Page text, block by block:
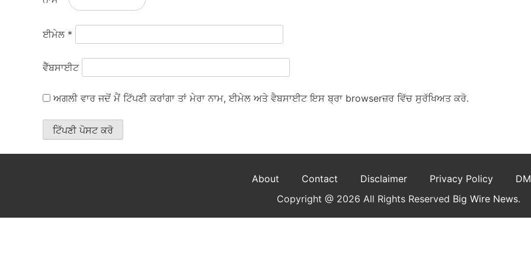
ਈਮੇਲ *
ਵੈੱਬਸਾਈਟ
ਅਗਲੀ ਵਾਰ ਜਦੋਂ ਮੈਂ ਟਿੱਪਣੀ ਕਰਾਂਗਾ ਤਾਂ ਮੇਰਾ ਨਾਮ, ਈਮੇਲ ਅਤੇ ਵੈਬਸਾਈਟ ਇਸ ਬ੍ਰਾ browserਜ਼ਰ ਵਿੱਚ ਸੁਰੱਖਿਅਤ ਕਰੋ.
About Contact Disclaimer Privacy Policy
Copyright @ 2026 All Rights Reserved Big Wire News.